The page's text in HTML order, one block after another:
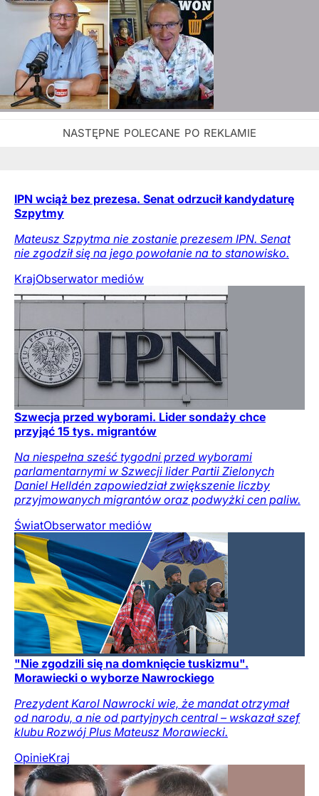
IPN wciąż bez prezesa. Senat odrzucił kandydaturę
Szpytmy
Mateusz Szpytma nie zostanie prezesem IPN. Senat
nie zgodził się na jego powołanie na to stanowisko.
KrajObserwator mediów
Szwecja przed wyborami. Lider sondaży chce
przyjąć 15 tys. migrantów
Na niespełna sześć tygodni przed wyborami
parlamentarnymi w Szwecji lider Partii Zielonych
Daniel Helldén zapowiedział zwiększenie liczby
przyjmowanych migrantów oraz podwyżki cen paliw.
ŚwiatObserwator mediów
"Nie zgodzili się na domknięcie tuskizmu".
Morawiecki o wyborze Nawrockiego
Prezydent Karol Nawrocki wie, że mandat otrzymał
od narodu, a nie od partyjnych central – wskazał szef
klubu Rozwój Plus Mateusz Morawiecki.
OpinieKraj